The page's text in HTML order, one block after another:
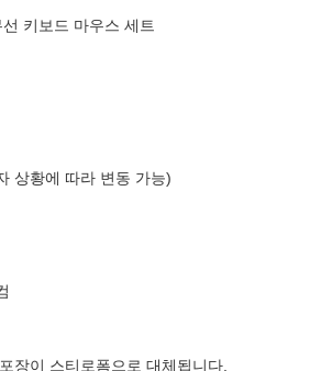
키보드 마우스 세트
상황에 따라 변동 가능)
장이 스티로폼으로 대체됩니다.